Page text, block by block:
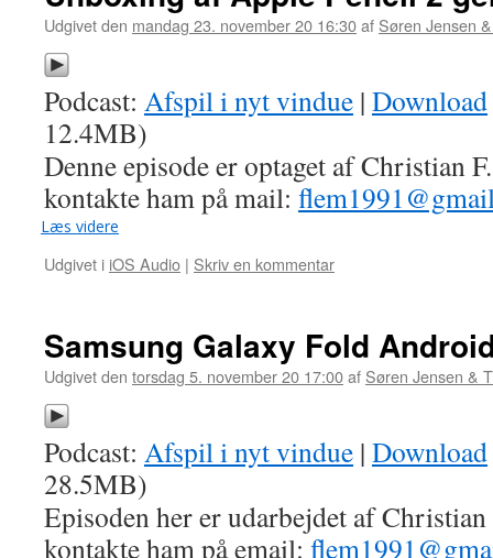
Udgivet den mandag 23. november 20 16:30af Søren Jensen
Podcast: Afspil i nyt vindue | Download
12.4MB)
Denne episode er optaget af Christian
kontakte ham på mail:
Læs videre
Udgivet i iOS Audio | Skriv en kommentar
Samsung Galaxy Fold
Udgivet den torsdag 5. november 20 17:00af Søren Jensen &
Podcast: Afspil i nyt vindue | Download
28.5MB)
Episoden her er udarbejdet af Christian
kontakte ham på email: